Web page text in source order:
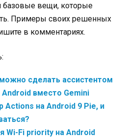
базовые вещи, которые
Примеры своих решенных
в комментариях.
сделать ассистентом
вместо Gemini
Actions на Android 9 Pie, и
Wi-Fi priority на Android